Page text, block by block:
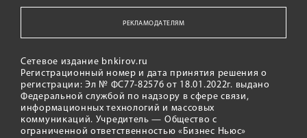
РЕКЛАМОДАТЕЛЯМ
Сетевое издание bnkirov.ru
Регистрационный номер и дата принятия решения о
регистрации: Эл № ФС77-82576 от 18.01.2022г. выдано
Федеральной службой по надзору в сфере связи,
информационных технологий и массовых
коммуникаций. Учредитель — Общество с
ограниченной ответственностью «Бизнес Ньюс»